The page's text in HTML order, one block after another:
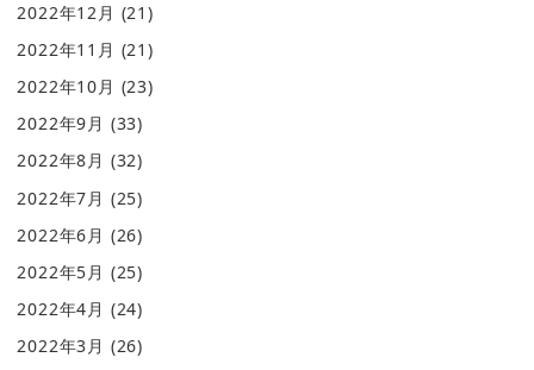
2022年12月 (21)
2022年11月 (21)
2022年10月 (23)
2022年9月 (33)
2022年8月 (32)
2022年7月 (25)
2022年6月 (26)
2022年5月 (25)
2022年4月 (24)
2022年3月 (26)